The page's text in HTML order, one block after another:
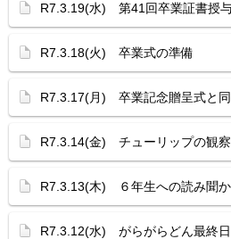
R7.3.19(水) 第41回卒業証書授
R7.3.18(火) 卒業式の準備
R7.3.17(月) 卒業記念贈呈式と
R7.3.14(金) チューリップの観察
R7.3.13(木) ６年生への読み聞
R7.3.12(水) がらがらどん最終日